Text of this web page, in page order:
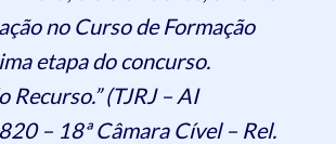
no Curso de Formação
etapa do concurso.
Recurso.” (TJRJ – AI
– 18ª Câmara Cível – Rel.